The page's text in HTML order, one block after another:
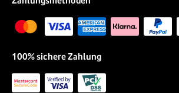
100% sichere Zahlung